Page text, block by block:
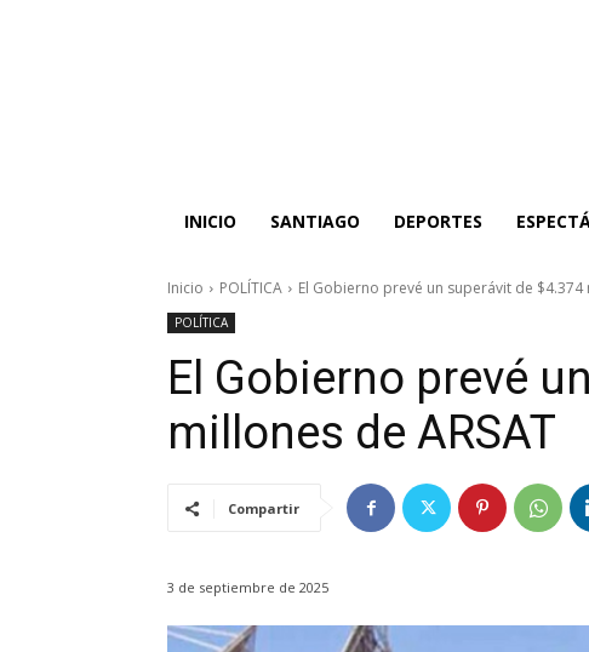
INICIO SANTIAGO DEPORTES
Inicio POLÍTICA El Gobierno prevé un superávit de $4.374
POLÍTICA
El Gobierno prevé
millones de ARSAT
Compartir
3 de septiembre de 2025